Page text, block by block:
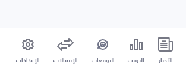
الأخبار الترتيب التوقعات الإنتقالات الإعدادات